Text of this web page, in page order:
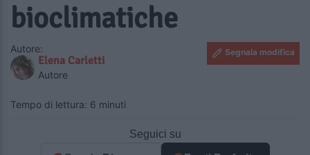
bioclimatiche
Autore:
Elena Carletti
Autore
Segnala modifica
Tempo di lettura: 6 minuti
Seguici su